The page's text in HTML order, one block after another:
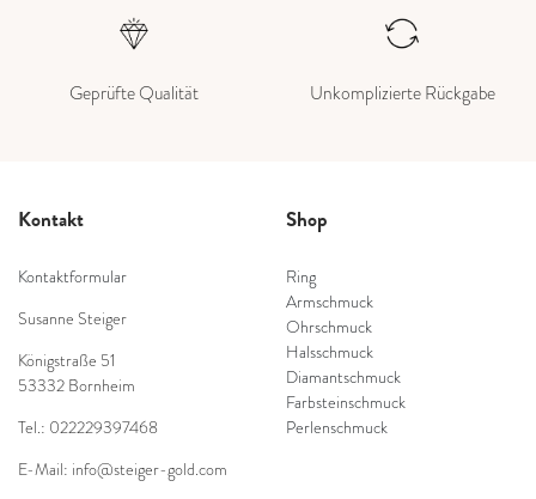
Geprüfte Qualität Unkomplizierte Rückgabe
Kontakt
Kontaktformular
Susanne Steiger
Königstraße 51
53332 Bornheim
Tel.: 022229397468
E-Mail: info@steiger-gold.com
Shop
Ring
Armschmuck
Ohrschmuck
Halsschmuck
Diamantschmuck
Farbsteinschmuck
Perlenschmuck